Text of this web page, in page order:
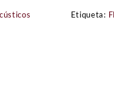
Etiqueta: